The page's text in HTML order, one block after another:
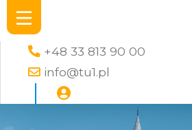
+48 33 813 90 00
info@tu1.pl